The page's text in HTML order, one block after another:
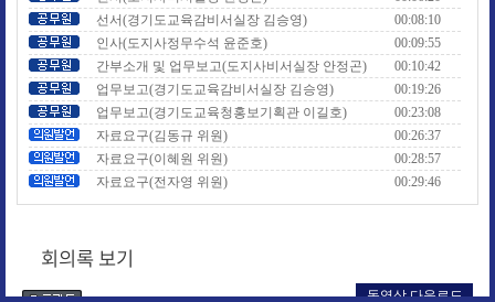
선서(경기도교육감비서실장 김승영)
00:08:10
인사(도지사정무수석 윤준호)
00:09:55
간부소개 및 업무보고(도지사비서실장 안정곤)
00:10:42
업무보고(경기도교육감비서실장 김승영)
00:19:26
업무보고(경기도교육청홍보기획관 이길호)
00:23:08
자료요구(김동규 위원)
00:26:37
자료요구(이혜원 위원)
00:28:57
자료요구(전자영 위원)
00:29:46
자료요구(오창준 위원)
00:31:15
자료요구(김정호 위원)
자료요구(이은주 위원)
00:37:50
회의록 보기
동영상 다운로드